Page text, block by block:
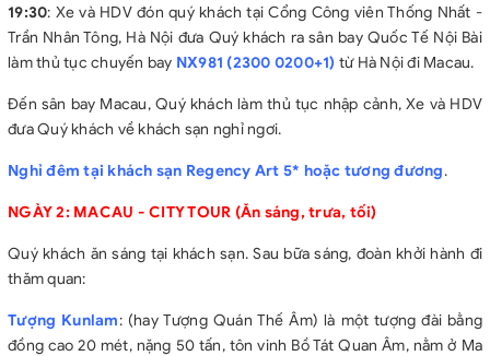
Vé thắng cảnh vào cửa lần 1 tại các điểm trong chương trình.
Bảo hiểm du lịch, mức đền bù 210.000.000 vnd/ sự vụ.
GIÁ TOUR CHƯA BAO GỒM
Chi phí cá nhân, đồ uống , hành lý quá cước, tiền điện thoại,
phí giặt là trong khách sạn.
Tiền bồi dưỡng cho HDV và lái xe địa phương: 5
USD/khách/ngày tour.
19:30: Xe và HDV đón quý khách tại Cổng Công viên Thống Nhất -
Trần Nhân Tông, Hà Nội đưa Quý khách ra sân bay Quốc Tế Nội Bài
làm thủ tục chuyến bay NX981 (2300 0200+1) từ Hà Nội đi Macau.
Đến sân bay Macau, Quý khách làm thủ tục nhập cảnh, Xe và HDV
đưa Quý khách về khách sạn nghỉ ngơi.
Nghỉ đêm tại khách sạn Regency Art 5* hoặc tương đương.
NGÀY 2: MACAU - CITY TOUR (Ăn sáng, trưa, tối)
Quý khách ăn sáng tại khách sạn. Sau bữa sáng, đoàn khởi hành đi
thăm quan:
Tượng Kunlam: (hay Tượng Quán Thế Âm) là một tượng đài bằng
đồng cao 20 mét, nặng 50 tấn, tôn vinh Bồ Tát Quan Âm, nằm ở Ma